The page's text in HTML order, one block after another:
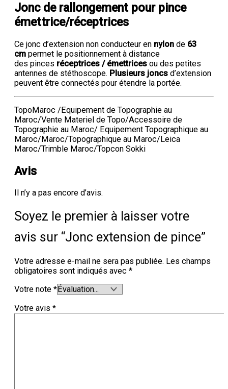
Jonc de rallongement pour pince
émettrice/réceptrices
Ce jonc d’extension non conducteur en nylon de 63
cm permet le positionnement à distance
des pinces réceptrices / émettrices ou des petites
antennes de stéthoscope. Plusieurs joncs d’extension
peuvent être connectés pour étendre la portée.
TopoMaroc /Equipement de Topographie au
Maroc/Vente Materiel de Topo/Accessoire de
Topographie au Maroc/ Equipement Topographique au
Maroc/Maroc/Topographique au Maroc/Leica
Maroc/Trimble Maroc/Topcon Sokki
Avis
Il n’y a pas encore d’avis.
Soyez le premier à laisser votre
avis sur “Jonc extension de pince”
Votre adresse e-mail ne sera pas publiée. Les champs
obligatoires sont indiqués avec *
Votre note *
Votre avis *